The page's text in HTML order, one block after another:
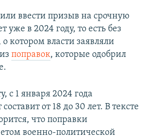
ввести призыв на срочную
уже в 2024 году, то есть без
котором власти заявляли
поправок, которые одобрил
с 1 января 2024 года
от 18 до 30 лет. В тексте
что поправки
военно-политической